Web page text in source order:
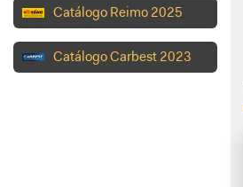
Catálogo Reimo 2025
Catálogo Carbest 2023